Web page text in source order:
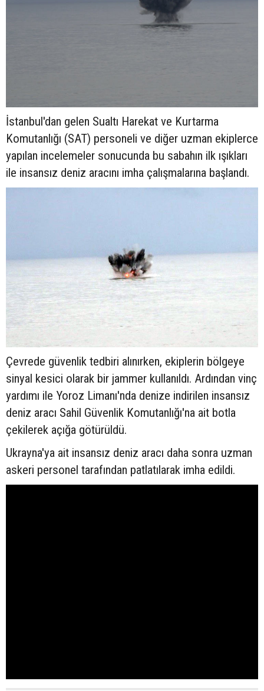
İstanbul'dan gelen Sualtı Harekat ve Kurtarma
Komutanlığı (SAT) personeli ve diğer uzman ekiplerce
yapılan incelemeler sonucunda bu sabahın ilk ışıkları
ile insansız deniz aracını imha çalışmalarına başlandı.
Çevrede güvenlik tedbiri alınırken, ekiplerin bölgeye
sinyal kesici olarak bir jammer kullanıldı. Ardından vinç
yardımı ile Yoroz Limanı'nda denize indirilen insansız
deniz aracı Sahil Güvenlik Komutanlığı'na ait botla
çekilerek açığa götürüldü.
Ukrayna'ya ait insansız deniz aracı daha sonra uzman
askeri personel tarafından patlatılarak imha edildi.